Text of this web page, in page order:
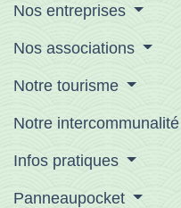
Nos entreprises
Nos associations
Notre tourisme
Notre intercommunalité
Infos pratiques
Panneaupocket